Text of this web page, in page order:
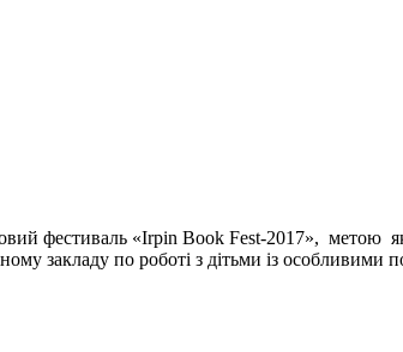
фестиваль «Irpin Book Fest-2017», метою
закладу по роботі з дітьми із